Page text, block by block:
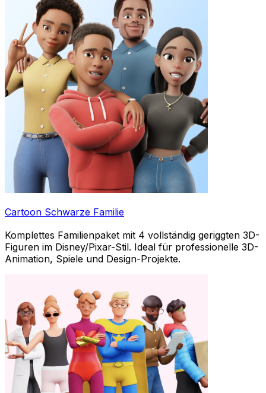
Cartoon Schwarze Familie
Komplettes Familienpaket mit 4 vollständig geriggten 3D-
Figuren im Disney/Pixar-Stil. Ideal für professionelle 3D-
Animation, Spiele und Design-Projekte.